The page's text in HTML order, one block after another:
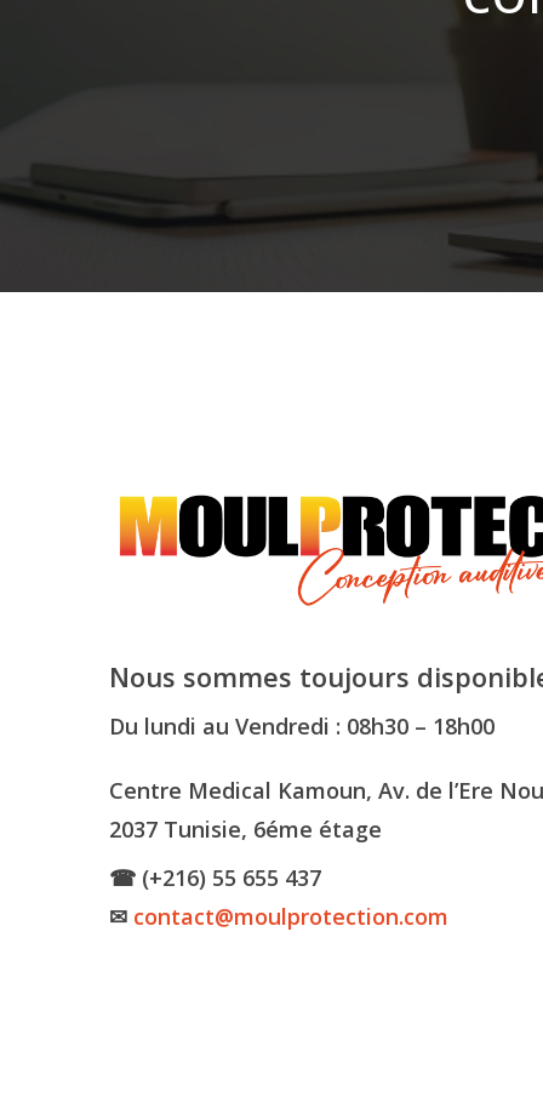
Nous sommes toujours
Du lundi au Vendredi : 08h30 – 18h00
Centre Medical Kamoun, Av. de l’Ere
2037 Tunisie, 6éme étage
☎ (+216) 55 655 437
✉ contact@moulprotection.com